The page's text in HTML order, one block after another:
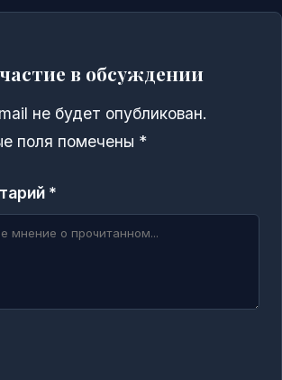
в обсуждении
не будет опубликован.
поля помечены *
*